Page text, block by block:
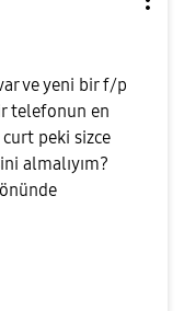
ve yeni bir f/p
telefonun en
curt peki sizce
almalıyım?